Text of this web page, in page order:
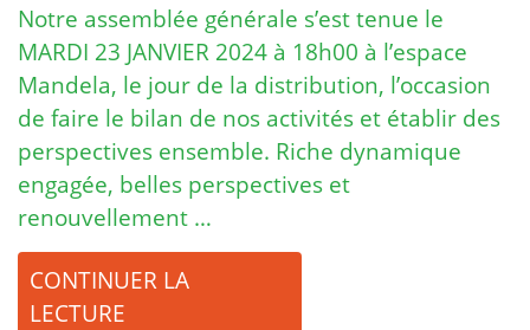
Notre assemblée générale s’est tenue le
MARDI 23 JANVIER 2024 à 18h00 à l’espace
Mandela, le jour de la distribution, l’occasion
de faire le bilan de nos activités et établir des
perspectives ensemble. Riche dynamique
engagée, belles perspectives et
renouvellement …
CONTINUER LA
LECTURE